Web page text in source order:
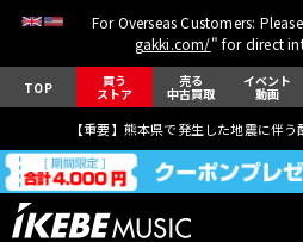
For Overseas Customers:
gakki.com/" for direct
TOP 買う
ストア
売る
中古買取
イベント
動画
【重要】熊本県で発生した地震に伴